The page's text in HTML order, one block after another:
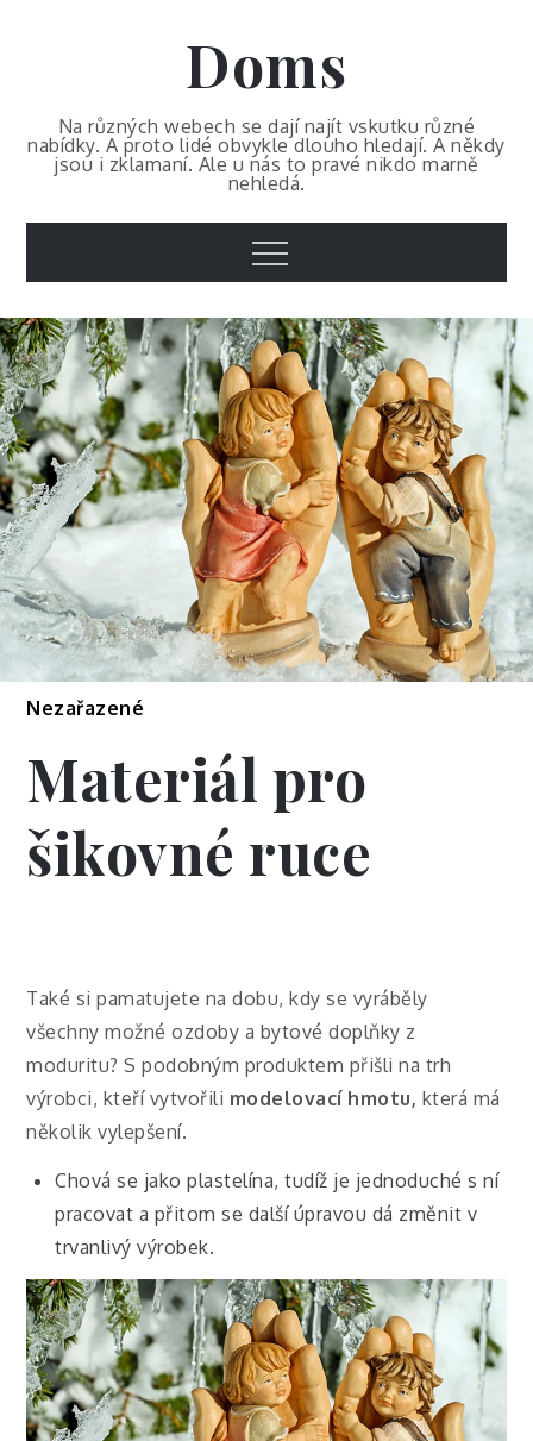
Doms
Na různých webech se dají najít vskutku různé
nabídky. A proto lidé obvykle dlouho hledají. A někdy
jsou i zklamaní. Ale u nás to pravé nikdo marně
nehledá.
Menu
Nezařazené
Materiál pro
šikovné ruce
Také si pamatujete na dobu, kdy se vyráběly
všechny možné ozdoby a bytové doplňky z
moduritu? S podobným produktem přišli na trh
výrobci, kteří vytvořili modelovací hmotu, která má
několik vylepšení.
Chová se jako plastelína, tudíž je jednoduché s ní
pracovat a přitom se další úpravou dá změnit v
trvanlivý výrobek.